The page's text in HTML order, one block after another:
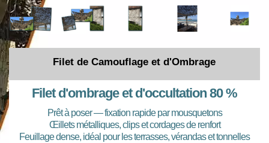
Filet de Camouflage et d'Ombrage
Filet d'ombrage et d'occultation 80 %
Prêt à poser — fixation rapide par mousquetons
Œillets métalliques, clips et cordages de renfort
Feuillage dense, idéal pour les terrasses, vérandas et tonnelles